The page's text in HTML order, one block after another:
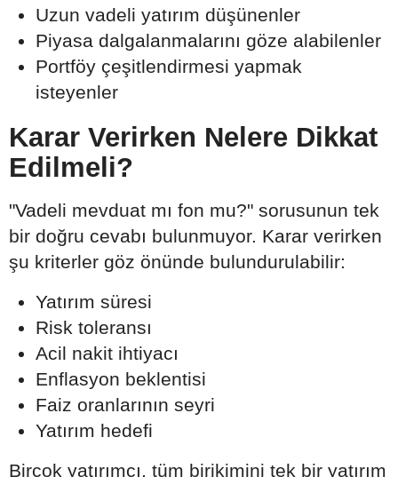
Uzun vadeli yatırım düşünenler
Piyasa dalgalanmalarını göze alabilenler
Portföy çeşitlendirmesi yapmak
isteyenler
Karar Verirken Nelere Dikkat
Edilmeli?
"Vadeli mevduat mı fon mu?" sorusunun tek
bir doğru cevabı bulunmuyor. Karar verirken
şu kriterler göz önünde bulundurulabilir:
Yatırım süresi
Risk toleransı
Acil nakit ihtiyacı
Enflasyon beklentisi
Faiz oranlarının seyri
Yatırım hedefi
Birçok yatırımcı, tüm birikimini tek bir yatırım